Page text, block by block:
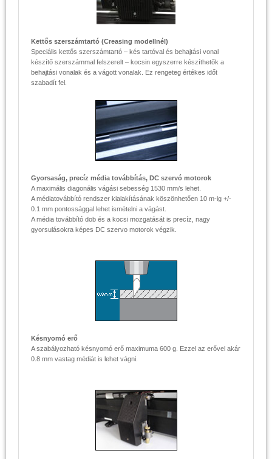
Kettős szerszámtartó (Creasing modellnél)
Speciális kettős szerszámtartó – kés tartóval és behajtási vonal
készítő szerszámmal felszerelt – kocsin egyszerre készíthetők a
behajtási vonalak és a vágott vonalak. Ez rengeteg értékes időt
szabadít fel.
Gyorsaság, precíz média továbbítás, DC szervó motorok
A maximális diagonális vágási sebesség 1530 mm/s lehet.
A médiatovábbító rendszer kialakításának köszönhetően 10 m-ig +/-
0.1 mm pontossággal lehet ismételni a vágást.
A média továbbító dob és a kocsi mozgatását is precíz, nagy
gyorsulásokra képes DC szervo motorok végzik.
Késnyomó erő
A szabályozható késnyomó erő maximuma 600 g. Ezzel az erővel akár
0.8 mm vastag médiát is lehet vágni.